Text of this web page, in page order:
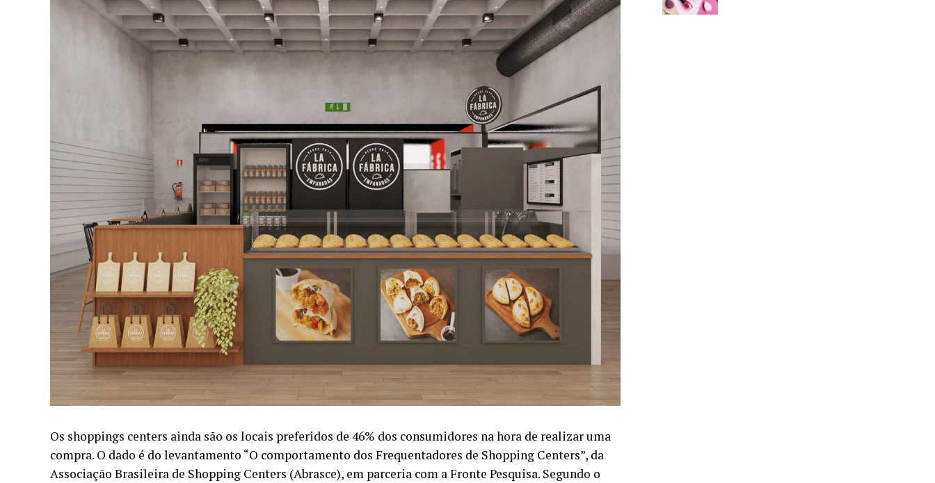
Os shoppings centers ainda são os locais preferidos de 46% dos consumidores na hora de realizar uma
compra. O dado é do levantamento “O comportamento dos Frequentadores de Shopping Centers”, da
Associação Brasileira de Shopping Centers (Abrasce), em parceria com a Fronte Pesquisa. Segundo o